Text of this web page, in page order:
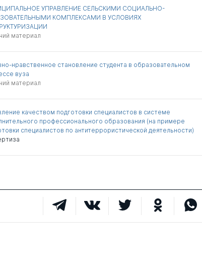
УПРАВЛЕНИЕ СЕЛЬСКИМИ СОЦИАЛЬНО-
КОМПЛЕКСАМИ В УСЛОВИЯХ
материал
нравственное становление студента в образовательном
вуза
материал
качеством подготовки специалистов в системе
профессионального образования (на примере
специалистов по антитеррористической деятельности)